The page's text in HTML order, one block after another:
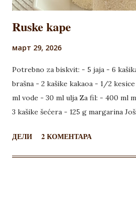
Ruske kape
март 29, 2026
Potrebno za biskvit: - 5 jaja - 6
brašna - 2 kašike kakaoa - 1/2
ml vode - 30 ml ulja Za fil: - 400 ml
3 kašike šećera - 125 g margarina
jedno po jedno žumance, neprestano
mešavinu vode i ulja i umešati
ДЕЛИ 2 КОМЕНТАРА